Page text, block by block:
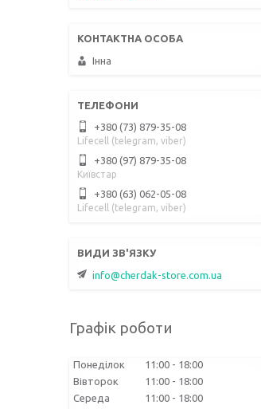
Інна
+380 (73) 879-35-08
Lifecell (telegram, viber)
+380 (97) 879-35-08
Київстар
+380 (63) 062-05-08
Lifecell (telegram, viber)
info@cherdak-store.com.ua
Графік роботи
Понеділок 11:00
18:00
Вівторок
11:00
18:00
Середа
11:00
18:00